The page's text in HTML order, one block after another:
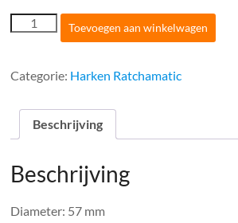
Harken
HK2630
Ratchamatic
Toevoegen aan winkelwagen
Categorie: Harken Ratchamatic
Beschrijving
Beschrijving
Diameter: 57 mm